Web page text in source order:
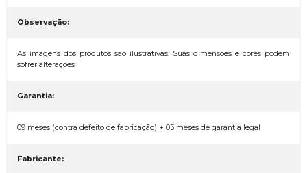
Observação:
As imagens dos produtos são ilustrativas. Suas dimensões e cores podem
sofrer alterações
Garantia:
09 meses (contra defeito de fabricação) + 03 meses de garantia legal
Fabricante: